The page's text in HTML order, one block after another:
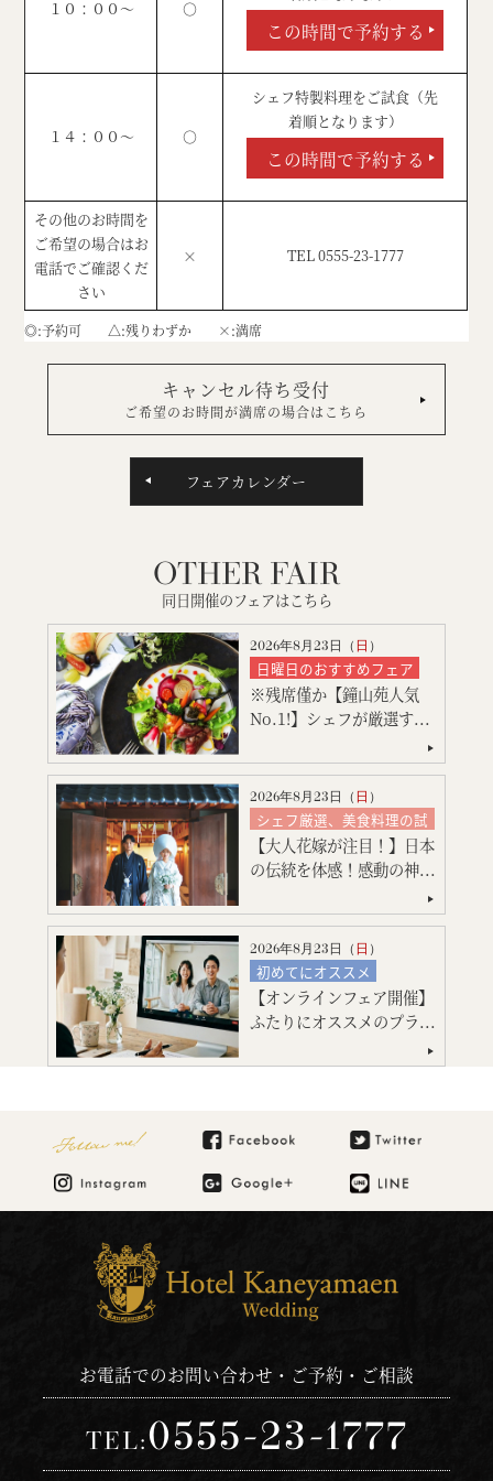
１０：００～ ○
この時間で予約する
１４：００～ ○
シェフ特製料理をご試食（先
着順となります）
この時間で予約する
その他のお時間を
ご希望の場合はお
電話でご確認くだ
さい
× TEL 0555-23-1777
◎ 予約可 △ 残りわずか × 満席
キャンセル待ち受付
ご希望のお時間が満席の場合はこちら
フェアカレンダー
OTHER FAIR
同日開催のフェアはこちら
2026年8月23日（ 日 ）
日曜日のおすすめフェア
シェフ厳選、美食料理の試
食
大聖堂挙式
神殿挙式
特別限定プレゼント付
会場コーディネート
見積り相談会
ご宿泊のご予約・ご相談
※残席僅か【鐘山苑人気
No.1!】シェフが厳選す...
2026年8月23日（日 ）
シェフ厳選、美食料理の試
食
絶品スイーツ試食
特別限定プレゼント付
会場コーディネート
見積り相談会
引出物・婚礼アイテム紹介
ご宿泊のご予約・ご相談
【大人花嫁が注目！】日本
の伝統を体感！感動の神...
2026年8月23日（ 日 ）
初めてにオススメ
フォトウエディング
ご宿泊のご予約・ご相談
【オンラインフェア開催】
ふたりにオススメのプラ...
Follow me!
お電話でのお問い合わせ・ご予約・ご相談
TEL:0555-23-1777